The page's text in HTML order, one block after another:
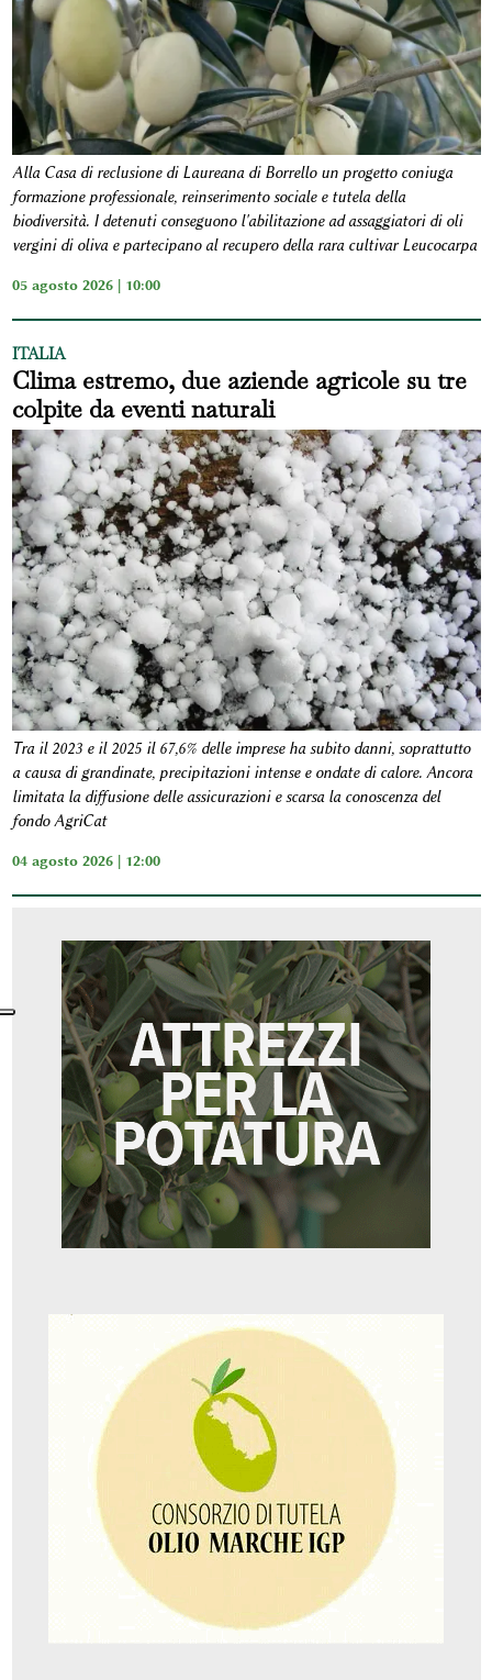
Alla Casa di reclusione di Laureana di Borrello un progetto coniuga
formazione professionale, reinserimento sociale e tutela della
biodiversità. I detenuti conseguono l'abilitazione ad assaggiatori di oli
vergini di oliva e partecipano al recupero della rara cultivar Leucocarpa
05 agosto 2026 | 10:00
ITALIA
Clima estremo, due aziende agricole su tre
colpite da eventi naturali
Tra il 2023 e il 2025 il 67,6% delle imprese ha subito danni, soprattutto
a causa di grandinate, precipitazioni intense e ondate di calore. Ancora
limitata la diffusione delle assicurazioni e scarsa la conoscenza del
fondo AgriCat
04 agosto 2026 | 12:00